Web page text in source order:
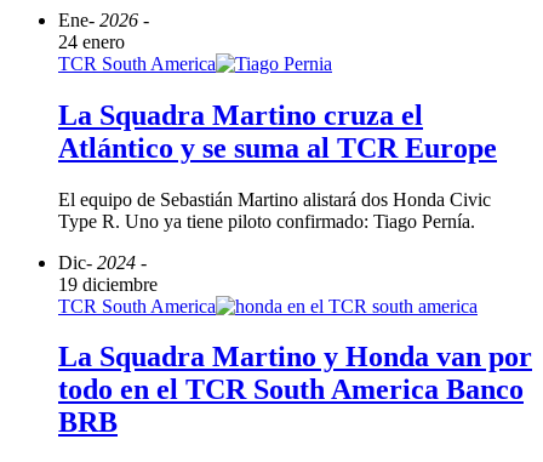
Ene- 2026 -
24 enero
TCR South America
La Squadra Martino cruza el
Atlántico y se suma al TCR Europe
El equipo de Sebastián Martino alistará dos Honda Civic
Type R. Uno ya tiene piloto confirmado: Tiago Pernía.
Dic- 2024 -
19 diciembre
TCR South America
La Squadra Martino y Honda van por
todo en el TCR South America Banco
BRB